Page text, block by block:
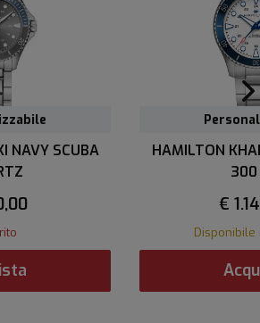
NAVY SCUBA
HAMILTON
€
Disponibile